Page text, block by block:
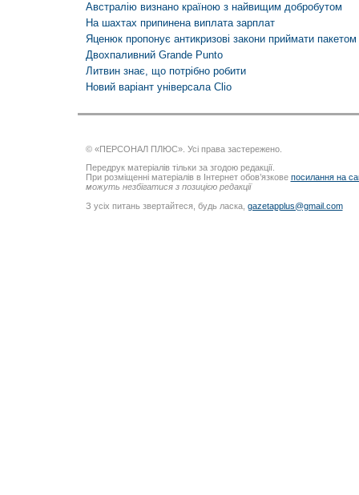
Австралію визнано країною з найвищим добробутом
На шахтах припинена виплата зарплат
Яценюк пропонує антикризові закони приймати пакетом
Двохпаливний Grande Punto
Литвин знає, що потрібно робити
Новий варіант універсала Clio
© «ПЕРСОНАЛ ПЛЮС». Усі права застережено.
Передрук матеріалів тільки за згодою редакції.
При розміщенні матеріалів в Інтернет обов’язкове посилання на
можуть незбігатися з позицією редакції
З усіх питань звертайтеся, будь ласка, gazetapplus@gmail.com